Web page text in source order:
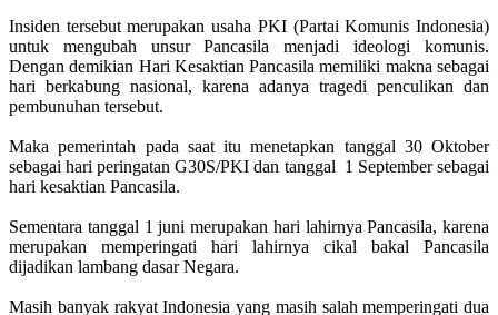
Insiden tersebut merupakan usaha PKI (Partai Komunis Indonesia)
untuk mengubah unsur Pancasila menjadi ideologi komunis.
Dengan demikian Hari Kesaktian Pancasila memiliki makna sebagai
hari berkabung nasional, karena adanya tragedi penculikan dan
pembunuhan tersebut.
Maka pemerintah pada saat itu menetapkan tanggal 30 Oktober
sebagai hari peringatan G30S/PKI dan tanggal 1 September sebagai
hari kesaktian Pancasila.
Sementara tanggal 1 juni merupakan hari lahirnya Pancasila, karena
merupakan memperingati hari lahirnya cikal bakal Pancasila
dijadikan lambang dasar Negara.
Masih banyak rakyat Indonesia yang masih salah memperingati dua